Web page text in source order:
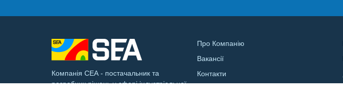
Компанія СЕА - постачальник та
розробник рішень у сфері індустріальної
Про Компанію
Вакансії
Контакти